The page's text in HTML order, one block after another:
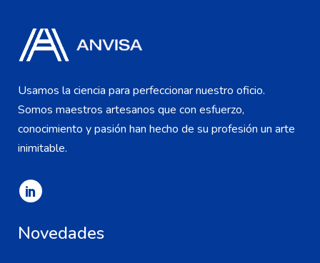
Usamos la ciencia para perfeccionar nuestro oficio.
Somos maestros artesanos que con esfuerzo,
conocimiento y pasión han hecho de su profesión un arte
inimitable.
Novedades